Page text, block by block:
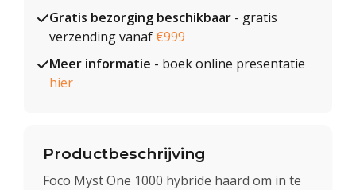
Gratis bezorging beschikbaar - gratis
verzending vanaf €999
Meer informatie - boek online presentatie
hier
Productbeschrijving
Foco Myst One 1000 hybride haard om in te